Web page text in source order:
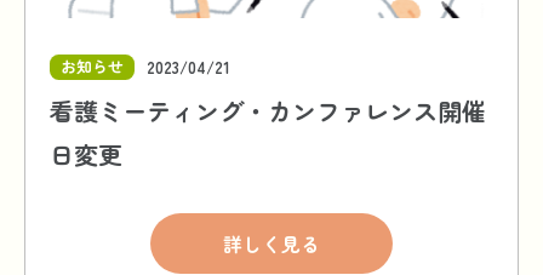
お知らせ 2023/04/21
看護ミーティング・カンファレンス開催
日変更
詳しく見る